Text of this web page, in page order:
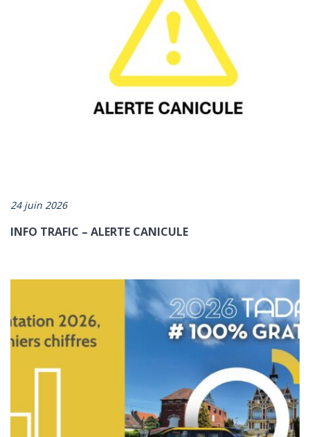
24 juin 2026
INFO TRAFIC – ALERTE CANICULE